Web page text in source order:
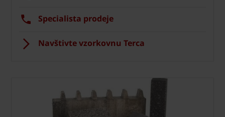
Specialista prodeje
Navštivte vzorkovnu Terca